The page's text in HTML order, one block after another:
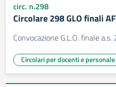
circ. n.298
Circolare 298 GLO finali
Convocazione G.L.O. finale
Circolari per docenti e personale